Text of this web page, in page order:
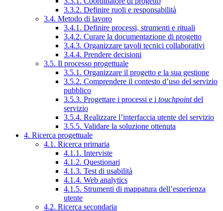
3.3.2. Definire ruoli e responsabilità
3.4. Metodo di lavoro
3.4.1. Definire processi, strumenti e rituali
3.4.2. Curare la documentazione di progetto
3.4.3. Organizzare tavoli tecnici collaborativi
3.4.4. Prendere decisioni
3.5. Il processo progettuale
3.5.1. Organizzare il progetto e la sua gestione
3.5.2. Comprendere il contesto d’uso del servizio
pubblico
3.5.3. Progettare i processi e i touchpointdel
servizio
3.5.4. Realizzare l’interfaccia utente del servizio
3.5.5. Validare la soluzione ottenuta
4. Ricerca progettuale
4.1. Ricerca primaria
4.1.1. Interviste
4.1.2. Questionari
4.1.3. Test di usabilità
4.1.4. Web analytics
4.1.5. Strumenti di mappatura dell’esperienza
utente
4.2. Ricerca secondaria